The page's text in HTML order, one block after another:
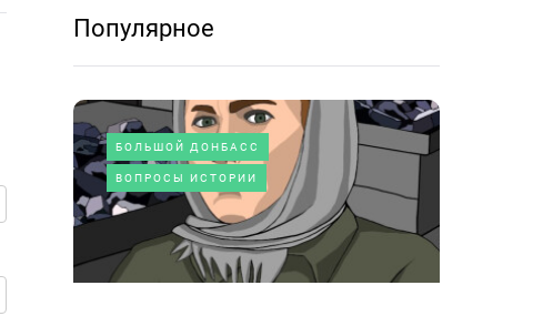
Популярное
БОЛЬШОЙ ДОНБАСС
ВОПРОСЫ ИСТОРИИ